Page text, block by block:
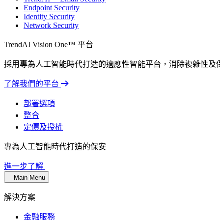
Endpoint Security
Identity Security
Network Security
TrendAI Vision One™ 平台
採用專為人工智能時代打造的適應性智能平台，消除複雜性及
了解我們的平台
部署選項
整合
定價及授權
專為人工智能時代打造的保安
進一步了解
Main Menu
解決方案
金融服務